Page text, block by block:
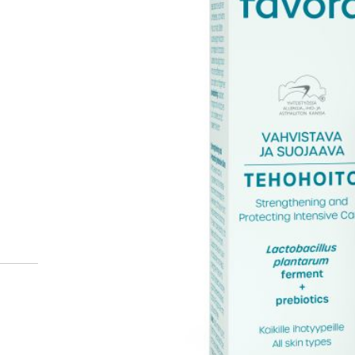
Miten tilaan